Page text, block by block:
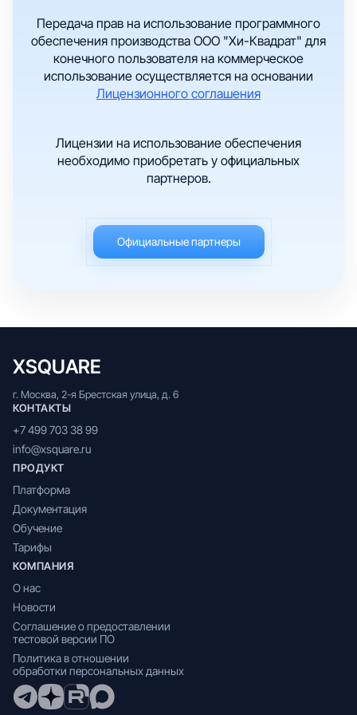
Передача прав на использование программного
обеспечения производства ООО "Хи-Квадрат" для
конечного пользователя на коммерческое
использование осуществляется на основании
Лицензионного соглашения
Лицензии на использование обеспечения
необходимо приобретать у официальных
партнеров.
Официальные партнеры
XSQUARE
г. Москва, 2-я Брестская улица, д. 6
КОНТАКТЫ
+7 499 703 38 99
info@xsquare.ru
ПРОДУКТ
Платформа
Документация
Обучение
Тарифы
КОМПАНИЯ
О нас
Новости
Соглашение о предоставлении
тестовой версии ПО
Политика в отношении
обработки персональных данных